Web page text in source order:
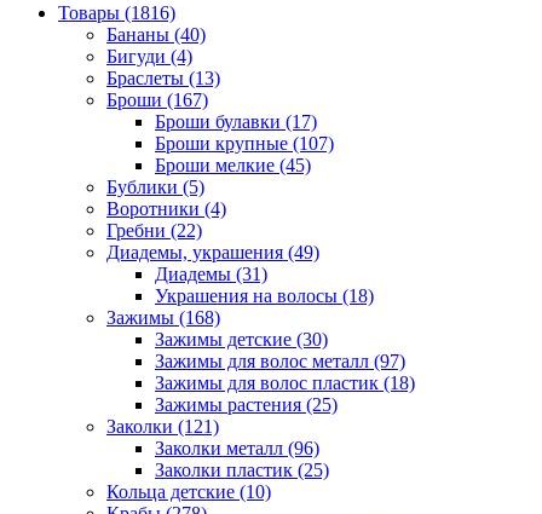
Товары (1816)
Бананы (40)
Бигуди (4)
Браслеты (13)
Броши (167)
Броши булавки (17)
Броши крупные (107)
Броши мелкие (45)
Бублики (5)
Воротники (4)
Гребни (22)
Диадемы, украшения (49)
Диадемы (31)
Украшения на волосы (18)
Зажимы (168)
Зажимы детские (30)
Зажимы для волос металл (97)
Зажимы для волос пластик (18)
Зажимы растения (25)
Заколки (121)
Заколки металл (96)
Заколки пластик (25)
Кольца детские (10)